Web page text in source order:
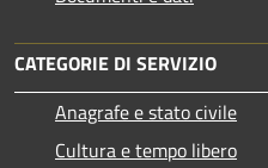
CATEGORIE DI SERVIZIO
Anagrafe e stato civile
Cultura e tempo libero